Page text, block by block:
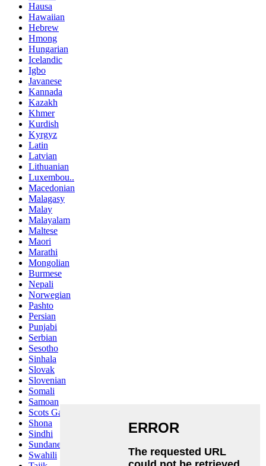
Hausa
Hawaiian
Hebrew
Hmong
Hungarian
Icelandic
Igbo
Javanese
Kannada
Kazakh
Khmer
Kurdish
Kyrgyz
Latin
Latvian
Lithuanian
Luxembou..
Macedonian
Malagasy
Malay
Malayalam
Maltese
Maori
Marathi
Mongolian
Burmese
Nepali
Norwegian
Pashto
Persian
Punjabi
Serbian
Sesotho
Sinhala
Slovak
Slovenian
Somali
Samoan
Scots Gaelic
Shona
Sindhi
Sundanese
Swahili